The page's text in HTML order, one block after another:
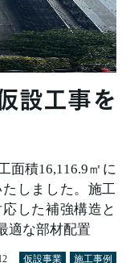
設工事を
面積16,116.9㎡に
しました。施工
した補強構造と
適な部材配置
仮設事業 施工事例